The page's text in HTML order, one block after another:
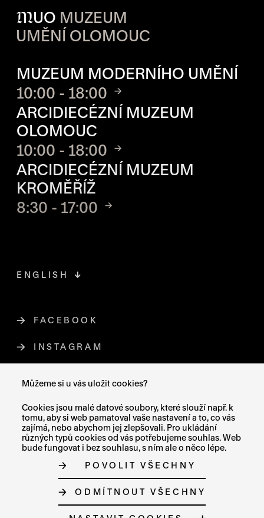
Můžeme si u vás uložit cookies?
Cookies jsou malé datové soubory, které slouží např. k
tomu, aby si web pamatoval vaše nastavení a to, co vás
zajímá, nebo abychom jej zlepšovali. Pro ukládání
různých typů cookies od vás potřebujeme souhlas. Web
bude fungovat i bez souhlasu, s ním ale o něco lépe.
POVOLIT VŠECHNY
ODMÍTNOUT VŠECHNY
MUO MUZEUM
UMĚNÍ OLOMOUC
MUZEUM MODERNÍHO UMĚNÍ
10:00 - 18:00
ARCIDIECÉZNÍ MUZEUM
OLOMOUC
10:00 - 18:00
ARCIDIECÉZNÍ MUZEUM
KROMĚŘÍŽ
8:30 - 17:00
FACEBOOKODKAZ SE OTEVŘE NA NOVÉ
INSTAGRAMODKAZ SE OTEVŘE NA NOVÉ
ENGLISH
© MUZEUM UMĚNÍ OLOMOUC 2023
PROHLÁŠENÍ O PŘÍSTUPNOSTI
O COOKIES
NASTAVENÍ COOKIES